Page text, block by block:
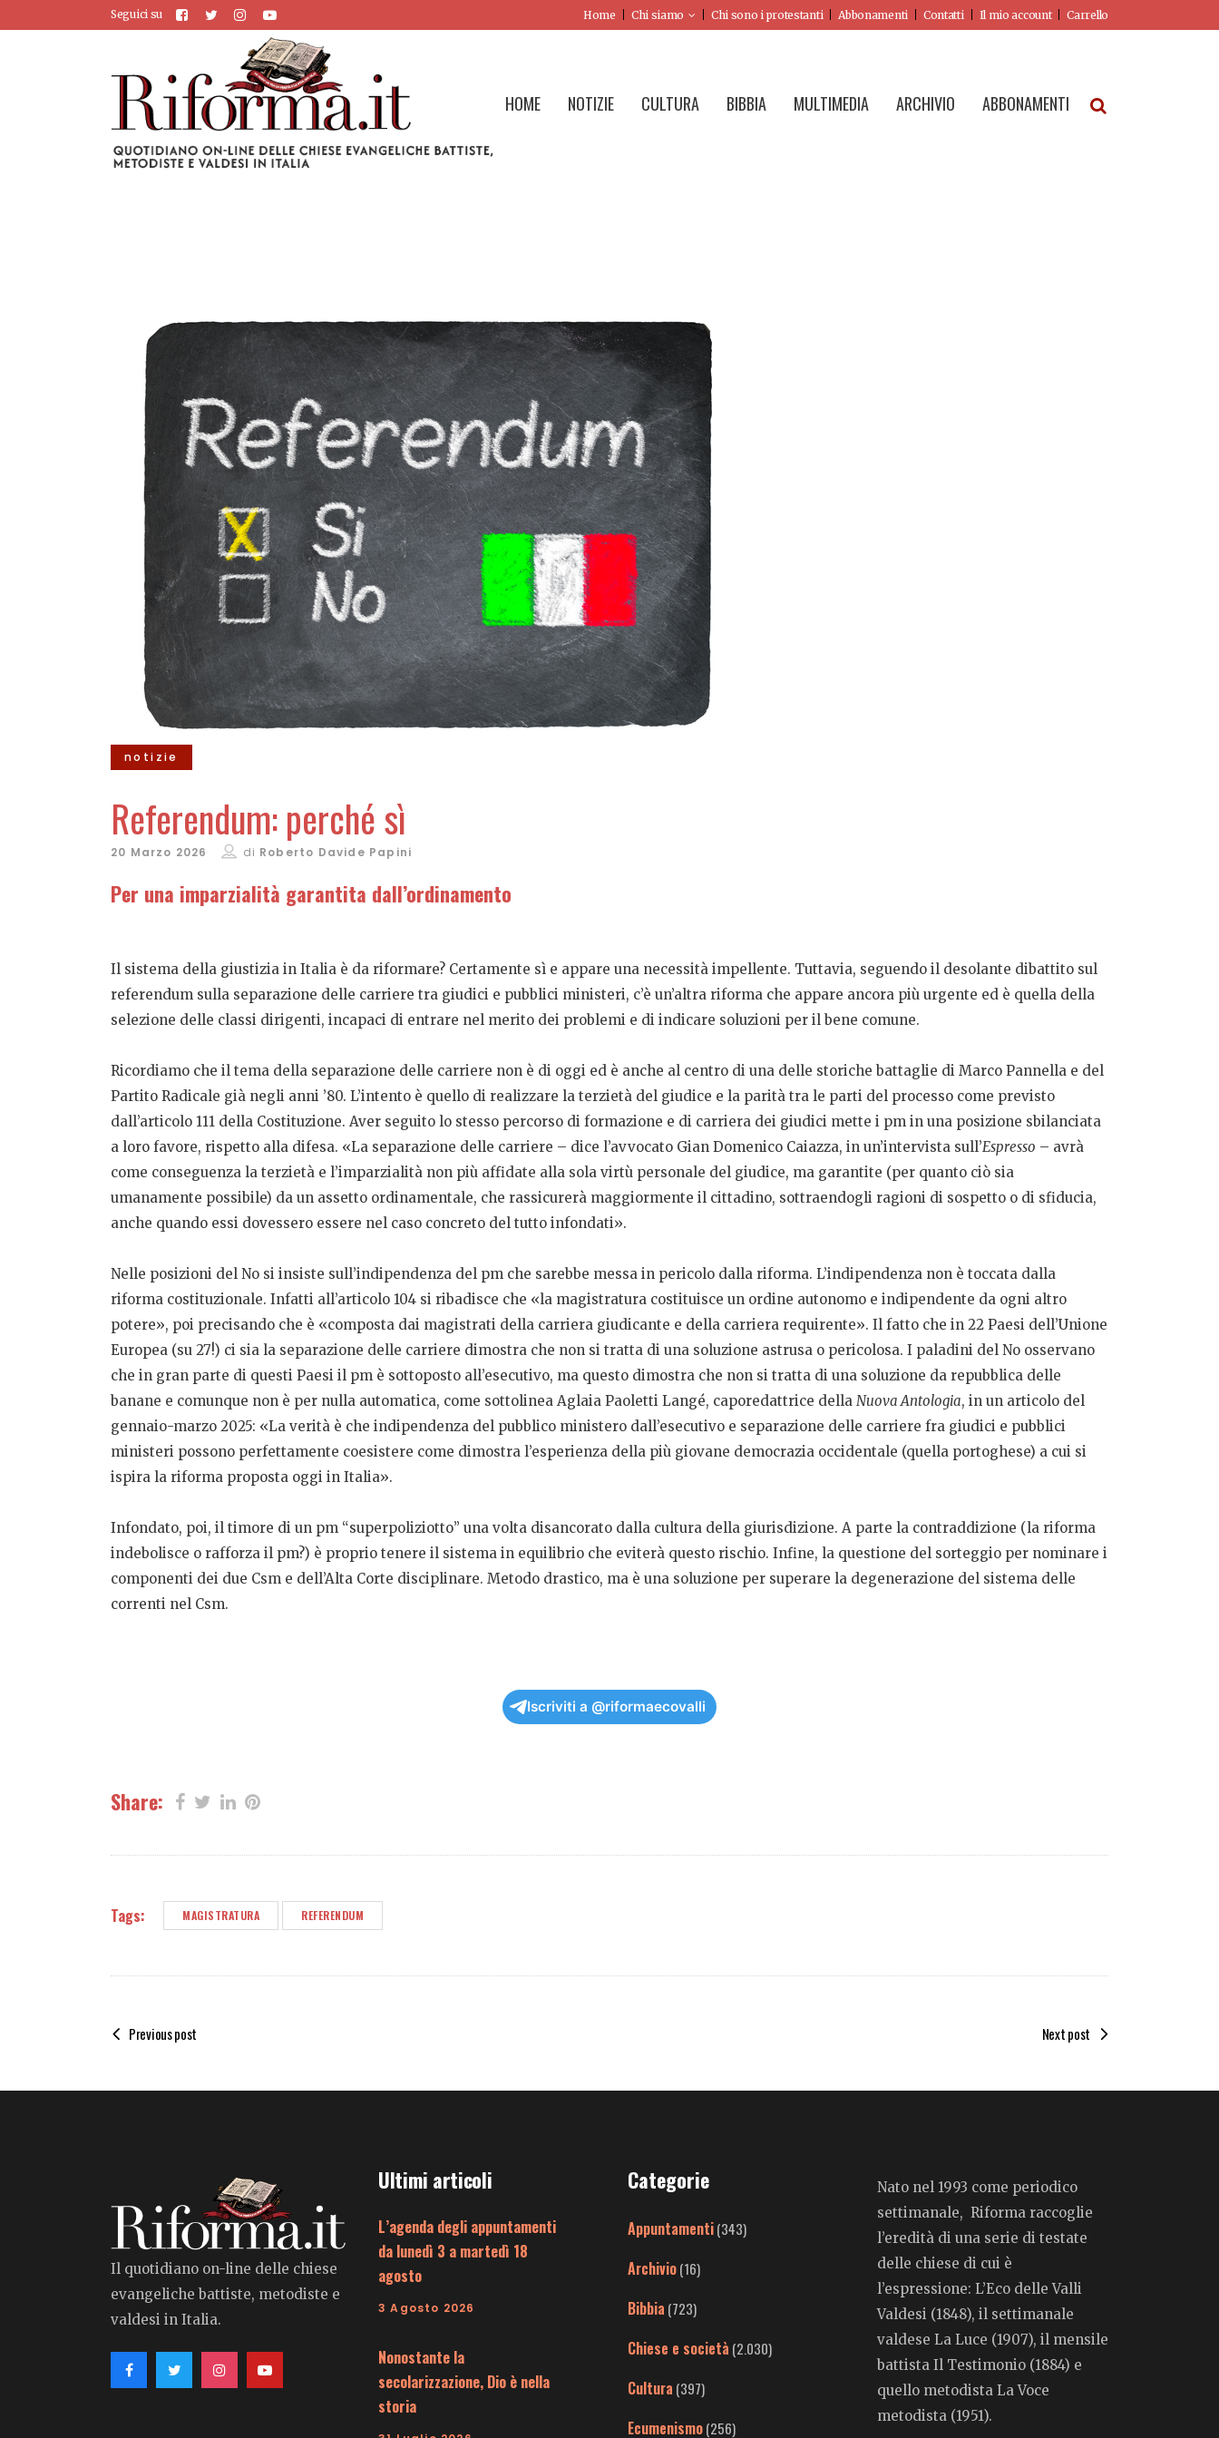
Seguici su Home Chi siamo Chi sono i protestanti Abbonamenti Contatti Il mio account Carrello
HOME NOTIZIE CULTURA BIBBIA MULTIMEDIA ARCHIVIO ABBONAMENTI
notizie
Referendum: perché sì
20 Marzo 2026 di Roberto Davide Papini
Per una imparzialità garantita dall’ordinamento
Il sistema della giustizia in Italia è da riformare? Certamente sì e appare una necessità impellente. Tuttavia, seguendo il desolante dibattito sul
referendum sulla separazione delle carriere tra giudici e pubblici ministeri, c’è un’altra riforma che appare ancora più urgente ed è quella della
selezione delle classi dirigenti, incapaci di entrare nel merito dei problemi e di indicare soluzioni per il bene comune.
Ricordiamo che il tema della separazione delle carriere non è di oggi ed è anche al centro di una delle storiche battaglie di Marco Pannella e del
Partito Radicale già negli anni ’80. L’intento è quello di realizzare la terzietà del giudice e la parità tra le parti del processo come previsto
dall’articolo 111 della Costituzione. Aver seguito lo stesso percorso di formazione e di carriera dei giudici mette i pm in una posizione sbilanciata
a loro favore, rispetto alla difesa. «La separazione delle carriere – dice l’avvocato Gian Domenico Caiazza, in un’intervista sull’Espresso – avrà
come conseguenza la terzietà e l’imparzialità non più affidate alla sola virtù personale del giudice, ma garantite (per quanto ciò sia
umanamente possibile) da un assetto ordinamentale, che rassicurerà maggiormente il cittadino, sottraendogli ragioni di sospetto o di sfiducia,
anche quando essi dovessero essere nel caso concreto del tutto infondati».
Nelle posizioni del No si insiste sull’indipendenza del pm che sarebbe messa in pericolo dalla riforma. L’indipendenza non è toccata dalla
riforma costituzionale. Infatti all’articolo 104 si ribadisce che «la magistratura costituisce un ordine autonomo e indipendente da ogni altro
potere», poi precisando che è «composta dai magistrati della carriera giudicante e della carriera requirente». Il fatto che in 22 Paesi dell’Unione
Europea (su 27!) ci sia la separazione delle carriere dimostra che non si tratta di una soluzione astrusa o pericolosa. I paladini del No osservano
che in gran parte di questi Paesi il pm è sottoposto all’esecutivo, ma questo dimostra che non si tratta di una soluzione da repubblica delle
banane e comunque non è per nulla automatica, come sottolinea Aglaia Paoletti Langé, caporedattrice della Nuova Antologia, in un articolo del
gennaio-marzo 2025: «La verità è che indipendenza del pubblico ministero dall’esecutivo e separazione delle carriere fra giudici e pubblici
ministeri possono perfettamente coesistere come dimostra l’esperienza della più giovane democrazia occidentale (quella portoghese) a cui si
ispira la riforma proposta oggi in Italia».
Infondato, poi, il timore di un pm “superpoliziotto” una volta disancorato dalla cultura della giurisdizione. A parte la contraddizione (la riforma
indebolisce o rafforza il pm?) è proprio tenere il sistema in equilibrio che eviterà questo rischio. Infine, la questione del sorteggio per nominare i
componenti dei due Csm e dell’Alta Corte disciplinare. Metodo drastico, ma è una soluzione per superare la degenerazione del sistema delle
correnti nel Csm.
Iscriviti a @riformaecovalli
Share:
Tags: MAGISTRATURA REFERENDUM
Previous post Next post
Il quotidiano on-line delle chiese
evangeliche battiste, metodiste e
valdesi in Italia.
Ultimi articoli
L’agenda degli appuntamenti
da lunedì 3 a martedì 18
agosto
3 Agosto 2026
Nonostante la
secolarizzazione, Dio è nella
storia
Categorie
Appuntamenti(343)
Archivio(16)
Bibbia (723)
Chiese e società (2.030)
Cultura (397)
Ecumenismo(256)
Nato nel 1993 come periodico
settimanale, Riforma raccoglie
l’eredità di una serie di testate
delle chiese di cui è
l’espressione: L’Eco delle Valli
Valdesi (1848), il settimanale
valdese La Luce (1907), il mensile
battista Il Testimonio (1884) e
quello metodista La Voce
metodista (1951).